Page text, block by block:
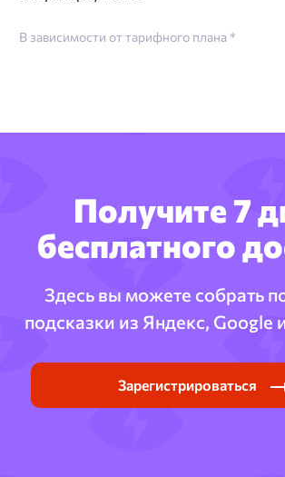
В зависимости от тарифного плана *
Получите 7
бесплатного
Здесь вы можете собрать
подсказки из Яндекс, Google
Зарегистрироваться